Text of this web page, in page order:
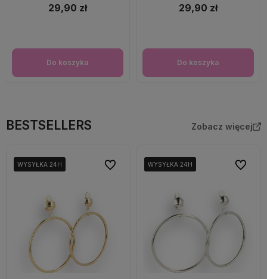
29,90 zł
Do koszyka
29,90 zł
Do koszyka
BESTSELLERS Zobacz więcej
WYSYŁKA 24H
WYSYŁKA 24H
WYSYŁKA 24H Do ulubionychWYSYŁKA 24H
WYSYŁKA 24H
WYSYŁKA 24H Do